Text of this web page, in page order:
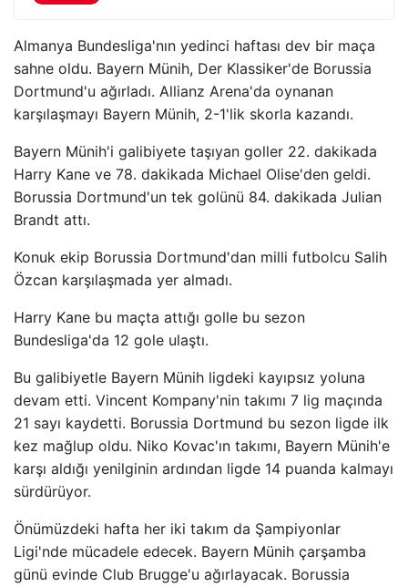
Almanya Bundesliga'nın yedinci haftası dev bir maça
sahne oldu. Bayern Münih, Der Klassiker'de Borussia
Dortmund'u ağırladı. Allianz Arena'da oynanan
karşılaşmayı Bayern Münih, 2-1'lik skorla kazandı.
Bayern Münih'i galibiyete taşıyan goller 22. dakikada
Harry Kane ve 78. dakikada Michael Olise'den geldi.
Borussia Dortmund'un tek golünü 84. dakikada Julian
Brandt attı.
Konuk ekip Borussia Dortmund'dan milli futbolcu Salih
Özcan karşılaşmada yer almadı.
Harry Kane bu maçta attığı golle bu sezon
Bundesliga'da 12 gole ulaştı.
Bu galibiyetle Bayern Münih ligdeki kayıpsız yoluna
devam etti. Vincent Kompany'nin takımı 7 lig maçında
21 sayı kaydetti. Borussia Dortmund bu sezon ligde ilk
kez mağlup oldu. Niko Kovac'ın takımı, Bayern Münih'e
karşı aldığı yenilginin ardından ligde 14 puanda kalmayı
sürdürüyor.
Önümüzdeki hafta her iki takım da Şampiyonlar
Ligi'nde mücadele edecek. Bayern Münih çarşamba
günü evinde Club Brugge'u ağırlayacak. Borussia